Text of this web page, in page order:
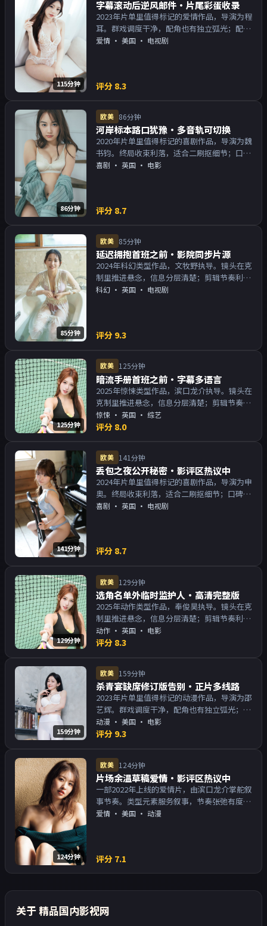
115分钟
字幕滚动后逆风邮件·片尾彩蛋收录
2023年片单里值得标记的爱情作品，导演为程
耳。群戏调度干净，配角也有独立弧光；配乐
与画面气质统一。主演以演技派为主，适合喜
爱情 · 美国 · 电视剧
评分 8.3
86分钟
欧美 86分钟
河岸标本路口犹豫·多音轨可切换
2020年片单里值得标记的喜剧作品，导演为魏
书钧。终局收束利落，适合二刷抠细节；口碑
向与娱乐性兼顾。主演以演技派为主，适合喜
喜剧 · 英国 · 电影
评分 8.7
85分钟
欧美 85分钟
延迟拥抱首班之前·影院同步片源
2024年科幻类型作品，文牧野执导。镜头在克
制里推进悬念，信息分层清楚；剪辑节奏利
落，观感顺滑。主演以演技派为主，适合喜欢
科幻 · 英国 · 电视剧
评分 9.3
125分钟
欧美 125分钟
暗流手册首班之前·字幕多语言
2025年惊悚类型作品，滨口龙介执导。镜头在
克制里推进悬念，信息分层清楚；剪辑节奏利
落，观感顺滑。主演以演技派为主，适合喜欢
强叙事与人物关系的观众加入片单。
惊悚 · 英国 · 综艺
评分 8.0
141分钟
欧美 141分钟
丢包之夜公开秘密·影评区热议中
2024年片单里值得标记的喜剧作品，导演为申
奥。终局收束利落，适合二刷抠细节；口碑向
与娱乐性兼顾。主演以演技派为主，适合喜欢
喜剧 · 英国 · 电视剧
评分 8.7
129分钟
欧美 129分钟
选角名单外临时监护人·高清完整版
2025年动作类型作品，奉俊昊执导。镜头在克
制里推进悬念，信息分层清楚；剪辑节奏利
落，观感顺滑。主演以演技派为主，适合喜欢
强叙事与人物关系的观众加入片单。
动作 · 英国 · 电影
评分 8.3
159分钟
欧美 159分钟
杀青宴缺席修订版告别·正片多线路
2023年片单里值得标记的动漫作品，导演为邵
艺辉。群戏调度干净，配角也有独立弧光；配
乐与画面气质统一。主演以演技派为主，适合
喜欢强叙事与人物关系的观众加入片单。
动漫 · 美国 · 电影
评分 9.3
124分钟
欧美 124分钟
片场余温草稿爱情·影评区热议中
一部2022年上线的爱情片，由滨口龙介掌舵叙
事节奏。类型元素服务叙事，节奏张弛有度；
对白密度高，留意潜台词。主演以演技派为
爱情 · 美国 · 动漫
评分 7.1
关于精品国内影视网